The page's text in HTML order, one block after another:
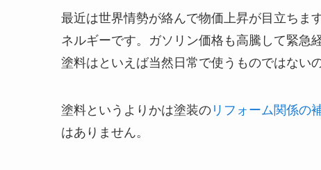
最近は世界情勢が絡んで物価上昇が目立ちま
ネルギーです。ガソリン価格も高騰して緊急
塗料はといえば当然日常で使うものではない
塗料というよりかは塗装の リフォーム関係の
はありません。